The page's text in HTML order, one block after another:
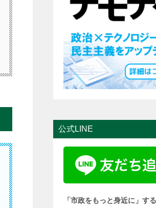
公式LINE
「市政をもっと身近に」す